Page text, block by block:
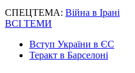
СПЕЦТЕМА: Війна в Ірані
ВСІ ТЕМИ
Вступ України в ЄС
Теракт в Барселоні